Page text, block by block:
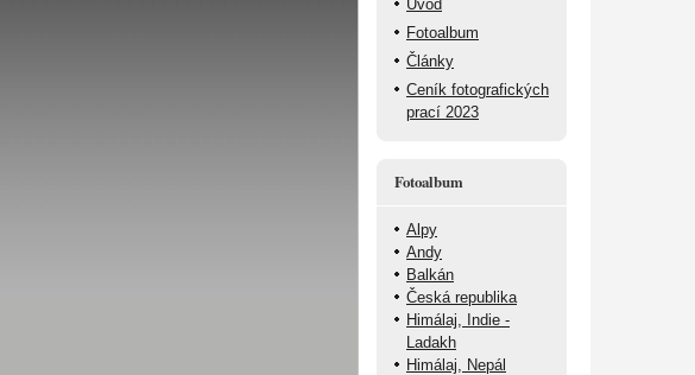
Úvod
Fotoalbum
Články
Ceník fotografických
prací 2023
Fotoalbum
Alpy
Andy
Balkán
Česká republika
Himálaj, Indie -
Ladakh
Himálaj, Nepál